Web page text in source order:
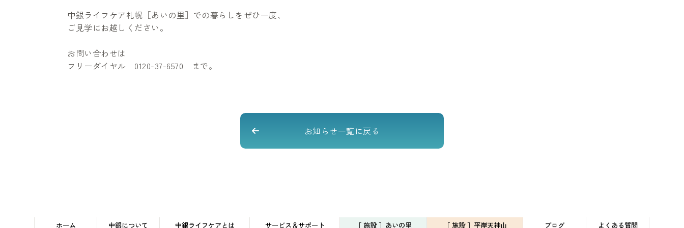
中銀ライフケア札幌［あいの里］での暮らしをぜひ一度、
ご見学にお越しください。
お問い合わせは
フリーダイヤル 0120-37-6570 まで。
お知らせ一覧に戻る
ホーム 中銀について 中銀ライフケアとは サービス＆サポート ［ 施設 ］あいの里 ［ 施設 ］平岸天神山 ブログ よくある質問